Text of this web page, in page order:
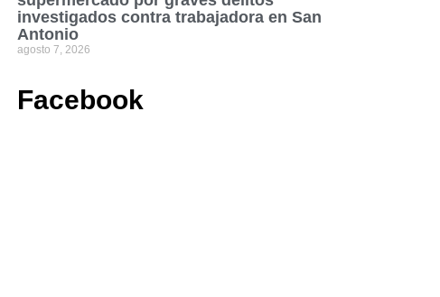
investigados contra trabajadora en San
Antonio
agosto 7, 2026
Facebook